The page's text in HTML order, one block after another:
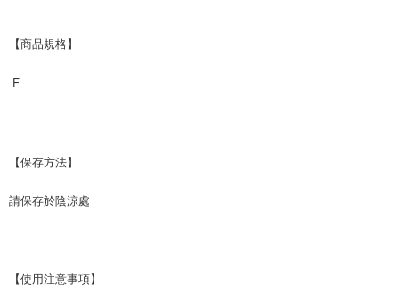
每筆NT$60，滿NT$599(含以上)免運費
【商品規格】
F
【保存方法】
請保存於陰涼處
【使用注意事項】